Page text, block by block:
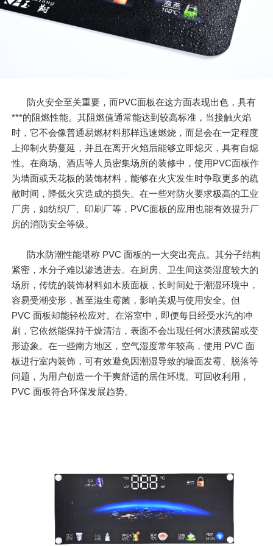
防火安全至关重要，而PVC面板在这方面表现出色，具有
***的阻燃性能。其阻燃值通常能达到较高标准，当接触火焰
时，它不会像普通易燃材料那样迅速燃烧，而是会在一定程度
上抑制火势蔓延，并且在离开火焰后能够立即熄灭，具有自熄
性。在商场、酒店等人员密集场所的装修中，使用PVC面板作
为墙面或天花板的装饰材料，能够在火灾发生时争取更多的疏
散时间，降低火灾造成的损失。在一些对防火要求极高的工业
厂房，如纺织厂、印刷厂等，PVC面板的应用也能有效提升厂
房的消防安全等级。
防水防潮性能堪称 PVC 面板的一大突出亮点。其分子结构
紧密，水分子难以渗透进去。在厨房、卫生间这类湿度较大的
场所，传统的装饰材料如木质面板，长时间处于潮湿环境中，
容易受潮变形，甚至滋生霉菌，影响美观与使用安全。但
PVC 面板却能轻松应对。在浴室中，即便每日经受水汽的冲
刷，它依然能保持干燥清洁，表面不会出现任何水渍残留或变
形迹象。在一些南方地区，空气湿度常年较高，使用 PVC 面
板进行室内装饰，可有效避免因潮湿导致的墙面发霉、脱落等
问题，为用户创造一个干爽舒适的居住环境。可回收利用，
PVC 面板符合环保发展趋势。